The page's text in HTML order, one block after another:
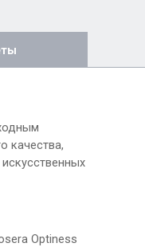
качества,
Optiness